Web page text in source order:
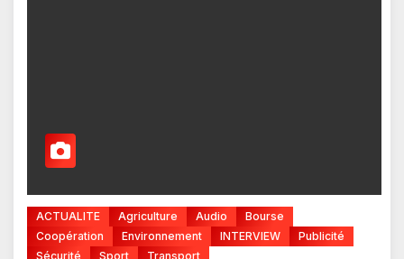
ACTUALITE Agriculture Audio
Bourse
Coopération
Environnement INTERVIEW
Publicité
Sécurité
Sport Transport